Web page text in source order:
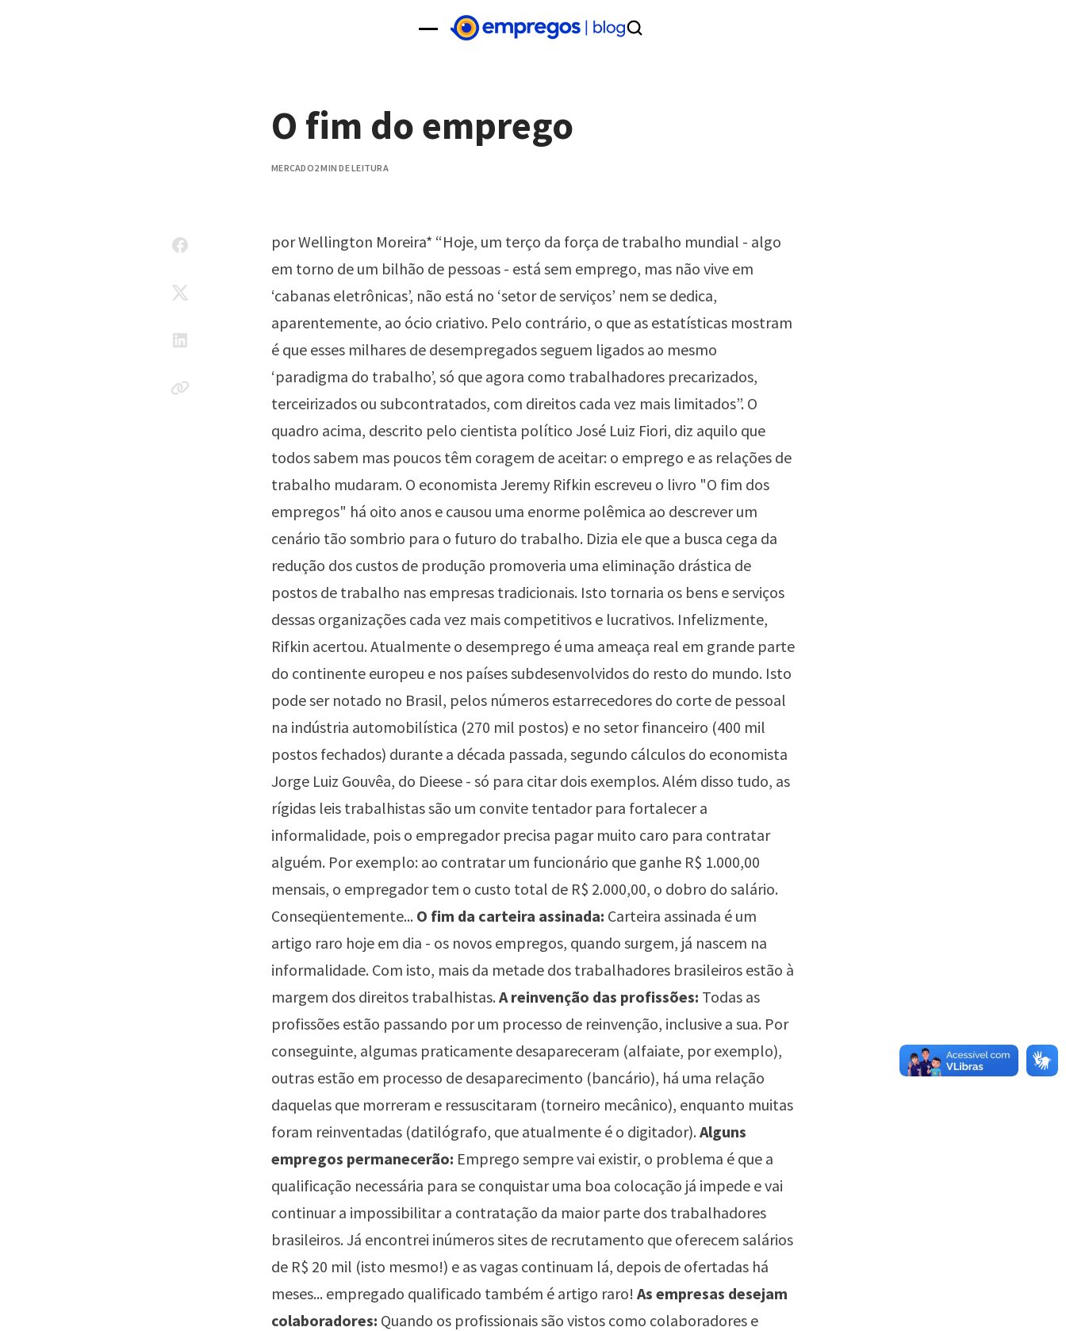
O fim do emprego
MERCADO2 MIN DE LEITURA
por Wellington Moreira* “Hoje, um terço da força de trabalho mundial - algo
em torno de um bilhão de pessoas - está sem emprego, mas não vive em
‘cabanas eletrônicas’, não está no ‘setor de serviços’ nem se dedica,
aparentemente, ao ócio criativo. Pelo contrário, o que as estatísticas mostram
é que esses milhares de desempregados seguem ligados ao mesmo
‘paradigma do trabalho’, só que agora como trabalhadores precarizados,
terceirizados ou subcontratados, com direitos cada vez mais limitados”. O
quadro acima, descrito pelo cientista político José Luiz Fiori, diz aquilo que
todos sabem mas poucos têm coragem de aceitar: o emprego e as relações de
trabalho mudaram. O economista Jeremy Rifkin escreveu o livro "O fim dos
empregos" há oito anos e causou uma enorme polêmica ao descrever um
cenário tão sombrio para o futuro do trabalho. Dizia ele que a busca cega da
redução dos custos de produção promoveria uma eliminação drástica de
postos de trabalho nas empresas tradicionais. Isto tornaria os bens e serviços
dessas organizações cada vez mais competitivos e lucrativos. Infelizmente,
Rifkin acertou. Atualmente o desemprego é uma ameaça real em grande parte
do continente europeu e nos países subdesenvolvidos do resto do mundo. Isto
pode ser notado no Brasil, pelos números estarrecedores do corte de pessoal
na indústria automobilística (270 mil postos) e no setor financeiro (400 mil
postos fechados) durante a década passada, segundo cálculos do economista
Jorge Luiz Gouvêa, do Dieese - só para citar dois exemplos. Além disso tudo, as
rígidas leis trabalhistas são um convite tentador para fortalecer a
informalidade, pois o empregador precisa pagar muito caro para contratar
alguém. Por exemplo: ao contratar um funcionário que ganhe R$ 1.000,00
mensais, o empregador tem o custo total de R$ 2.000,00, o dobro do salário.
Conseqüentemente... O fim da carteira assinada: Carteira assinada é um
artigo raro hoje em dia - os novos empregos, quando surgem, já nascem na
informalidade. Com isto, mais da metade dos trabalhadores brasileiros estão à
margem dos direitos trabalhistas. A reinvenção das profissões: Todas as
profissões estão passando por um processo de reinvenção, inclusive a sua. Por
conseguinte, algumas praticamente desapareceram (alfaiate, por exemplo),
outras estão em processo de desaparecimento (bancário), há uma relação
daquelas que morreram e ressuscitaram (torneiro mecânico), enquanto muitas
foram reinventadas (datilógrafo, que atualmente é o digitador). Alguns
empregos permanecerão: Emprego sempre vai existir, o problema é que a
qualificação necessária para se conquistar uma boa colocação já impede e vai
continuar a impossibilitar a contratação da maior parte dos trabalhadores
brasileiros. Já encontrei inúmeros sites de recrutamento que oferecem salários
de R$ 20 mil (isto mesmo!) e as vagas continuam lá, depois de ofertadas há
meses... empregado qualificado também é artigo raro! As empresas desejam
colaboradores: Quando os profissionais são vistos como colaboradores e